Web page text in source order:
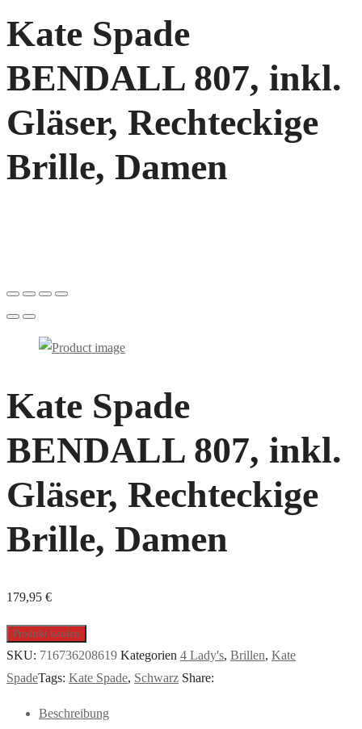
Kate Spade
BENDALL 807, inkl.
Gläser, Rechteckige
Brille, Damen
Kate Spade
BENDALL 807, inkl.
Gläser, Rechteckige
Brille, Damen
179,95 €
Produkt kaufen
SKU: 716736208619 Kategorien 4 Lady's, Brillen, Kate
SpadeTags: Kate Spade, Schwarz Share:
Beschreibung